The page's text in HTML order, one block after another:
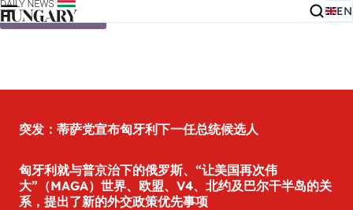
Skip to content EN
突发：蒂萨党宣布匈牙利下一任总统候选人
匈牙利就与普京治下的俄罗斯、“让美国再次伟
大”（MAGA）世界、欧盟、V4、北约及巴尔干半岛的关
系，提出了新的外交政策优先事项